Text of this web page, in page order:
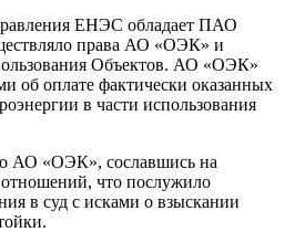
ЕНЭС обладает ПАО
права АО «ОЭК» и
Объектов. АО «ОЭК»
об оплате фактически оказанных
в части использования
АО «ОЭК», сославшись на
что послужило
в суд с исками о взыскании